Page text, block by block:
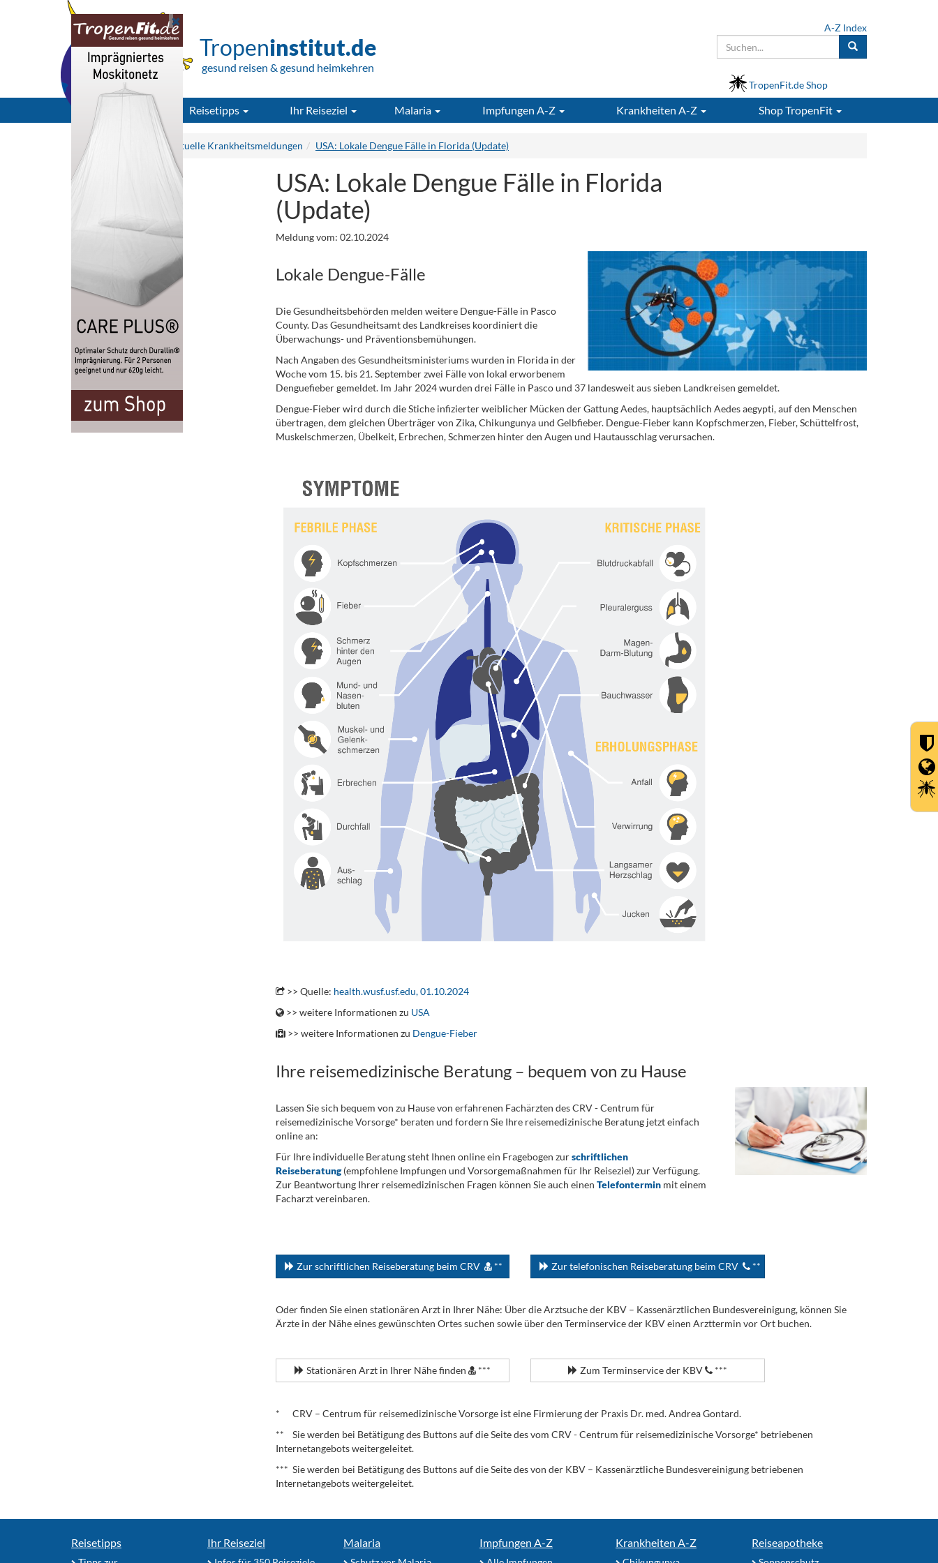
Tropeninstitut.de
gesund reisen & gesund heimkehren
A-Z Index
TropenFit.de Shop
Reisetipps Ihr Reiseziel Malaria Impfungen A-Z Krankheiten A-Z ShopTropenFit
Tropeninstitut.de Aktuelle Krankheitsmeldungen USA: Lokale Dengue Fälle in Florida (Update)
USA: Lokale Dengue Fälle in Florida
(Update)
Meldung vom: 02.10.2024
Lokale Dengue-Fälle
Die Gesundheitsbehörden melden weitere Dengue-Fälle in Pasco
County. Das Gesundheitsamt des Landkreises koordiniert die
Überwachungs- und Präventionsbemühungen.
Nach Angaben des Gesundheitsministeriums wurden in Florida in der
Woche vom 15. bis 21. September zwei Fälle von lokal erworbenem
Denguefieber gemeldet. Im Jahr 2024 wurden drei Fälle in Pasco und 37 landesweit aus sieben Landkreisen gemeldet.
Dengue-Fieber wird durch die Stiche infizierter weiblicher Mücken der Gattung Aedes, hauptsächlich Aedes aegypti, auf den Menschen
übertragen, dem gleichen Überträger von Zika, Chikungunya und Gelbfieber. Dengue-Fieber kann Kopfschmerzen, Fieber, Schüttelfrost,
Muskelschmerzen, Übelkeit, Erbrechen, Schmerzen hinter den Augen und Hautausschlag verursachen.
>> Quelle: health.wusf.usf.edu, 01.10.2024
>> weitere Informationen zu USA
>> weitere Informationen zu Dengue-Fieber
Ihre reisemedizinische Beratung – bequem von zu Hause
Lassen Sie sich bequem von zu Hause von erfahrenen Fachärzten des CRV - Centrum für
reisemedizinische Vorsorge* beraten und fordern Sie Ihre reisemedizinische Beratung jetzt einfach
online an:
Für Ihre individuelle Beratung steht Ihnen online ein Fragebogen zurschriftlichen
Reiseberatung(empfohlene Impfungen und Vorsorgemaßnahmen für Ihr Reiseziel) zur Verfügung.
Zur Beantwortung Ihrer reisemedizinischen Fragen können Sie auch einen Telefonterminmit einem
Facharzt vereinbaren.
Zur schriftlichen Reiseberatung beim CRV ** Zur telefonischen Reiseberatung beim CRV **
Oder finden Sie einen stationären Arzt in Ihrer Nähe: Über die Arztsuche der KBV – Kassenärztlichen Bundesvereinigung, können Sie
Ärzte in der Nähe eines gewünschten Ortes suchen sowie über den Terminservice der KBV einen Arzttermin vor Ort buchen.
Stationären Arzt in Ihrer Nähe finden *** Zum Terminservice der KBV ***
* CRV – Centrum für reisemedizinische Vorsorge ist eine Firmierung der Praxis Dr. med. Andrea Gontard.
** Sie werden bei Betätigung des Buttons auf die Seite des vom CRV - Centrum für reisemedizinische Vorsorge* betriebenen
Internetangebots weitergeleitet.
*** Sie werden bei Betätigung des Buttons auf die Seite des von der KBV – Kassenärztliche Bundesvereinigung betriebenen
Internetangebots weitergeleitet.
Reisetipps Ihr Reiseziel Malaria Impfungen A-Z Krankheiten A-Z Reiseapotheke